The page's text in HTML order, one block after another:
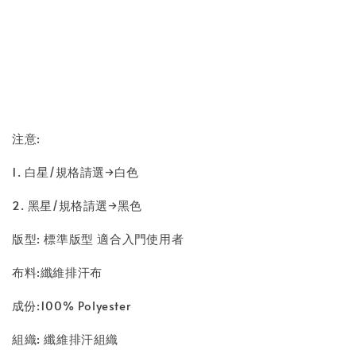
注意:
1. 白星/規格請選→白色
2. 黑星/規格請選→黑色
版型: 標準版型 適合入門使用者
布料:纖維排汗布
成份:100% Polyester
組織: 纖維排汗組織